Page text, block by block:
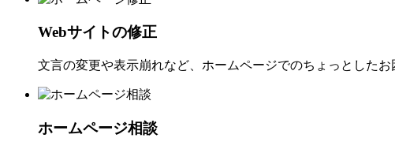
Webサイトの修正
文言の変更や表示崩れなど、ホームページでのちょっとしたお
ホームページ相談